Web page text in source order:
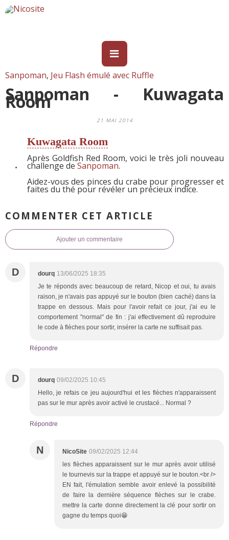
Sanpoman, Jeu Flash émulé avec Ruffle
Sanpoman - Kuwagata
Room
21 MAI 2014
Kuwagata Room
Après Goldfish Red Room, voici le très joli nouveau
challenge de Sanpoman.
Aidez-vous des pinces du crabe pour progresser et
faites du thé pour révéler un précieux indice.
COMMENTER CET ARTICLE
Ajouter un commentaire
D dourq 13/06/2025 18:35
Je te réponds avec beaucoup de retard, Nicop et oui, tu avais
raison, je n'avais pas appuyé sur le bouton (bien caché) dans la
trappe en dessous. Mais pour l'avoir refait ce jour, j'ai eu le
comportement "normal" de fin : j'ai effectivement dû reproduire
le code à flèches pour sortir, insérer la carte ne suffisait pas.
Répondre
D dourq 09/02/2025 10:45
Hello, je refais ce jeu aujourd'hui et les flèches n'apparaissent
pas sur le mur après avoir activé le crustacé... Normal ?
Répondre
N NicoSite 09/02/2025 12:44
les flèches apparaissent sur le mur après avoir utilisé
le tournevis sur la trappe et appuyé sur le bouton.<br />
EN fait, l'émulation semble avoir enlevé la possibilité
de faire la dernière séquence flèches sur le crabe.
mettre la carte donne directement la clé pour sortir on
gagne du temps quoi😁